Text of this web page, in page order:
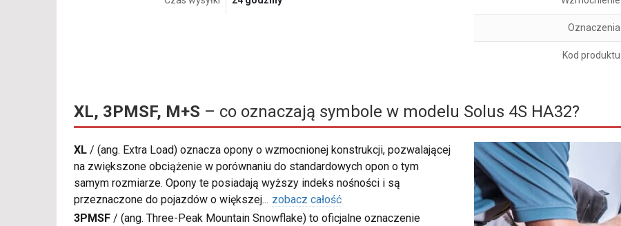
Oznaczenia
Kod produktu
XL, 3PMSF, M+S – co oznaczają symbole w modelu Solus 4S HA32?
XL / (ang. Extra Load) oznacza opony o wzmocnionej konstrukcji, pozwalającej
na zwiększone obciążenie w porównaniu do standardowych opon o tym
samym rozmiarze. Opony te posiadają wyższy indeks nośności i są
przeznaczone do pojazdów o większej... zobacz całość
3PMSF / (ang. Three-Peak Mountain Snowflake) to oficjalne oznaczenie